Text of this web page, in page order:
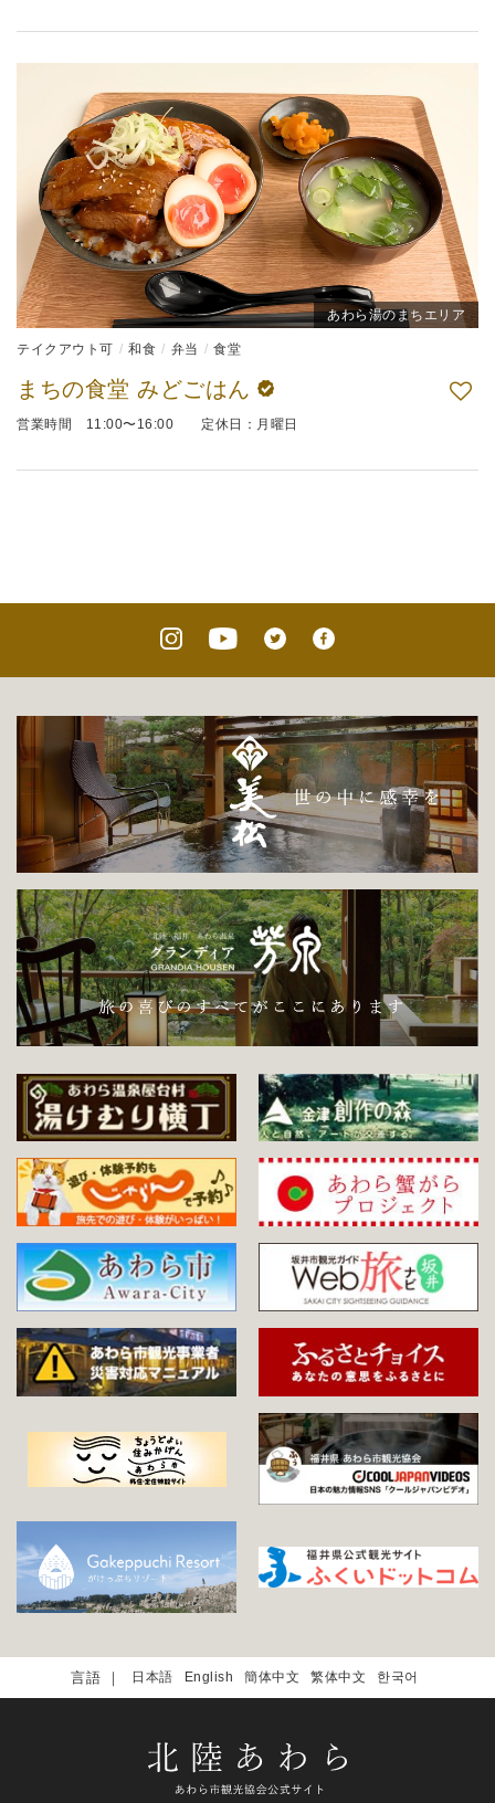
あわら湯のまちエリア
テイクアウト可 和食 弁当 食堂
まちの食堂 みどごはん
営業時間 11:00〜16:00 定休日：月曜日
日本語 English 簡体中文 繁体中文 한국어